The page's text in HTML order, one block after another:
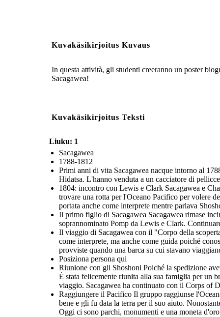
Kuvakäsikirjoitus Kuvaus
In questa attività, gli studenti creeranno un poster
Sacagawea!
Kuvakäsikirjoitus Teksti
Liuku: 1
Sacagawea
1788-1812
Primi anni di vita Sacagawea nacque intorno al
Hidatsa. L'hanno venduta a un cacciatore di
1804: incontro con Lewis e Clark Sacagawea e
trovare una rotta per l'Oceano Pacifico per volere
portata anche come interprete mentre parlava
Il primo figlio di Sacagawea Sacagawea rimase
soprannominato Pomp da Lewis e Clark.
Il viaggio di Sacagawea con il "Corpo della
come interprete, ma anche come guida poiché
provviste quando una barca su cui stavano
Posiziona persona qui
Riunione con gli Shoshoni Poiché la spedizione
È stata felicemente riunita alla sua famiglia per un
viaggio. Sacagawea ha continuato con il Corps of
Raggiungere il Pacifico Il gruppo raggiunse
bene e gli fu data la terra per il suo aiuto.
Oggi ci sono parchi, monumenti e una moneta